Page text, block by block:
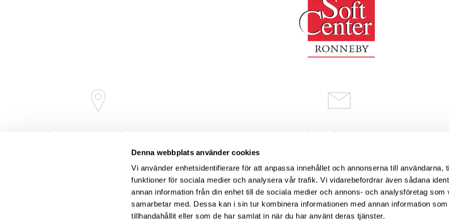
Denna webbplats använder cookies
Vi använder enhetsidentifierare för att anpassa innehållet och annonserna till användarna,
funktioner för sociala medier och analysera vår trafik. Vi vidarebefordrar även sådana
annan information från din enhet till de sociala medier och annons- och analysföretag som
samarbetar med. Dessa kan i sin tur kombinera informationen med annan information
tillhandahållit eller som de har samlat in när du har använt deras tjänster.
Soft Center Fastigheter AB
Kontakt:
info@softcenter.se
Reception:
Felanmälan: felanmalan@softcenter.se
Konferens: konferens@softcenter.se